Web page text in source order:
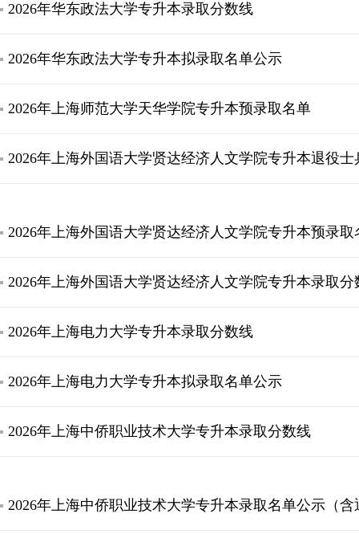
2026年华东政法大学专升本录取分数线
2026年华东政法大学专升本拟录取名单公示
2026年上海师范大学天华学院专升本预录取名单
2026年上海外国语大学贤达经济人文学院专升本退役
2026年上海外国语大学贤达经济人文学院专升本预录取
2026年上海外国语大学贤达经济人文学院专升本录取
2026年上海电力大学专升本录取分数线
2026年上海电力大学专升本拟录取名单公示
2026年上海中侨职业技术大学专升本录取分数线
2026年上海中侨职业技术大学专升本录取名单公示（含